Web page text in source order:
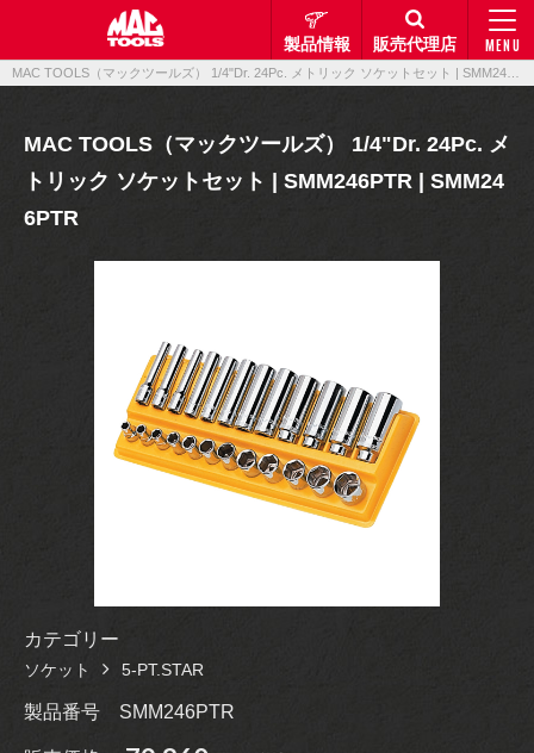
MENU
製品情報 販売代理店
MAC TOOLS（マックツールズ） 1/4"Dr. 24Pc. メ
トリック ソケットセット | SMM246PTR | SMM24
6PTR
カテゴリー
ソケット 5-PT.STAR
製品番号 SMM246PTR